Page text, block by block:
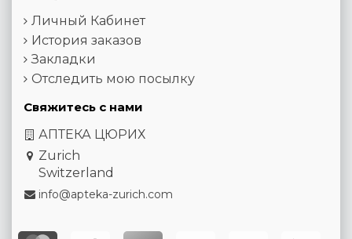
Личный Кабинет
История заказов
Закладки
Отследить мою посылку
Свяжитесь с нами
АПТЕКА ЦЮРИХ
Zurich
Switzerland
info@apteka-zurich.com